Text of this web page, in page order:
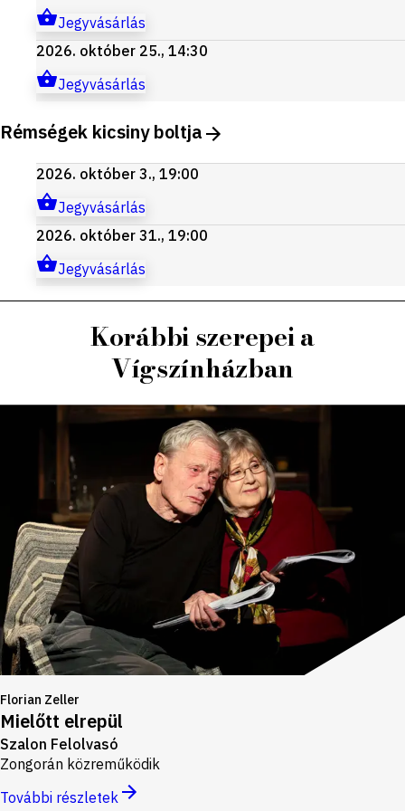
Jegyvásárlás
2026. október 25., 14:30
Jegyvásárlás
Rémségek kicsiny boltja
2026. október 3., 19:00
Jegyvásárlás
2026. október 31., 19:00
Jegyvásárlás
Korábbi szerepei a
Vígszínházban
Florian Zeller
Mielőtt elrepül
Szalon Felolvasó
Zongorán közreműködik
További részletek